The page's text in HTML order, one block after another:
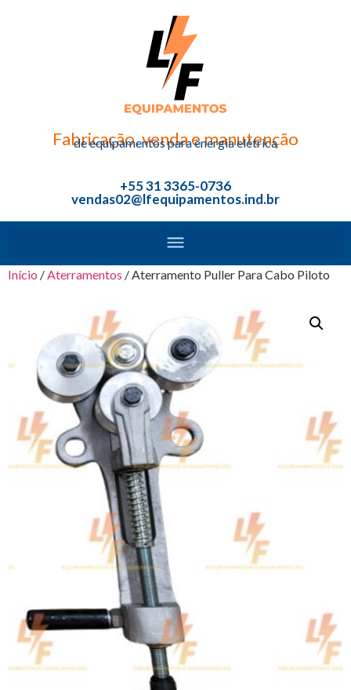
Fabricação, venda e manutenção
de equipamentos para energia elétrica
+55 31 3365-0736
vendas02@lfequipamentos.ind.br
Início /Aterramentos / Aterramento Puller Para Cabo Piloto